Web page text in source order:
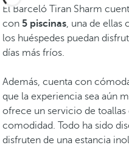
El Barceló Tiran Sharm
con 5 piscinas, una de ellas
los huéspedes puedan
días más fríos.
Además, cuenta con
que la experiencia sea aún
ofrece un servicio de toallas
comodidad. Todo ha sido
disfruten de una estancia